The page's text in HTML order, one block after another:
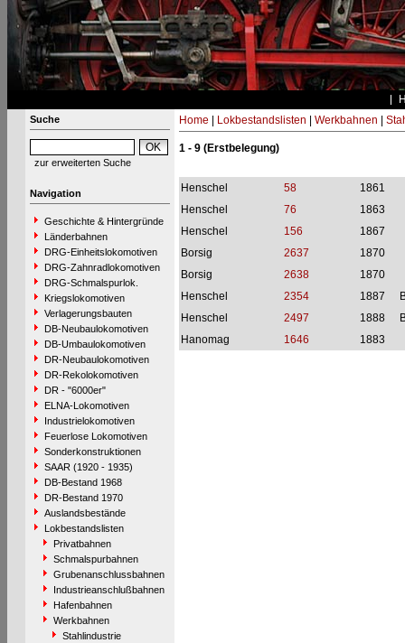
Suche
zur erweiterten Suche
Navigation
Geschichte & Hintergründe
Länderbahnen
DRG-Einheitslokomotiven
DRG-Zahnradlokomotiven
DRG-Schmalspurlok.
Kriegslokomotiven
Verlagerungsbauten
DB-Neubaulokomotiven
DB-Umbaulokomotiven
DR-Neubaulokomotiven
DR-Rekolokomotiven
DR - "6000er"
ELNA-Lokomotiven
Industrielokomotiven
Feuerlose Lokomotiven
Sonderkonstruktionen
SAAR (1920 - 1935)
DB-Bestand 1968
DR-Bestand 1970
Auslandsbestände
Lokbestandslisten
Privatbahnen
Schmalspurbahnen
Grubenanschlussbahnen
Industrieanschlußbahnen
Hafenbahnen
Werkbahnen
Stahlindustrie
Home Lokbestandslisten Werkbahnen
1 - 9 (Erstbelegung)
Henschel 58
1861
Henschel
76
1863
Henschel
156
1867
Borsig
2637
1870
Borsig
2638
1870
Henschel
2354 1887
Henschel
2497 1888
Hanomag
1646 1883